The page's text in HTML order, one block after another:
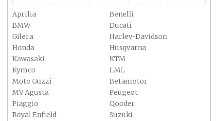
Aprilia
Benelli
BMW
Ducati
Gilera
Harley-Davidson
Honda
Husqvarna
Kawasaki
KTM
Kymco
LML
Moto Guzzi
Betamotor
MV Agusta
Peugeot
Piaggio
Qooder
Royal Enfield
Suzuki